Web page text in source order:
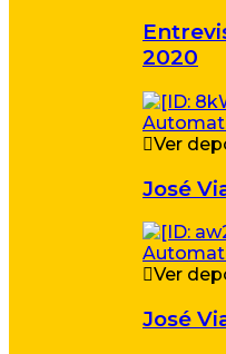
2020
Ver
José
Ver
José